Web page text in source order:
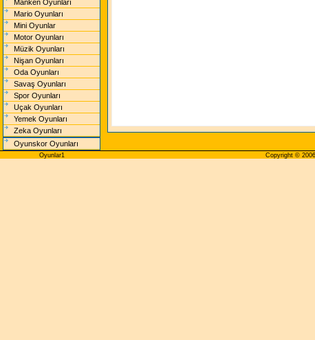
Manken Oyunları
Mario Oyunları
Mini Oyunlar
Motor Oyunları
Müzik Oyunları
Nişan Oyunları
Oda Oyunları
Savaş Oyunları
Spor Oyunları
Uçak Oyunları
Yemek Oyunları
Zeka Oyunları
Oyunskor Oyunları
Oyunlar1 Copyright ©